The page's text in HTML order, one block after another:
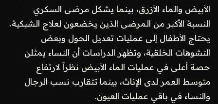
الأبيض والماء الأزرق، بينما يشكل مرضى السكري
النسبة الأكبر من المرضى الذين يخضعون لعلاج الشبكية.
يحتاج الأطفال إلى عمليات تعديل الحول وبعض
التشوهات الخلقية، وتظهر الدراسات أن النساء يمثلن
حصة أعلى في عمليات الماء الأبيض نظراً لارتفاع
متوسط العمر لدى الإناث، بينما تتقارب نسب الرجال
والنساء في باقي عمليات العيون.